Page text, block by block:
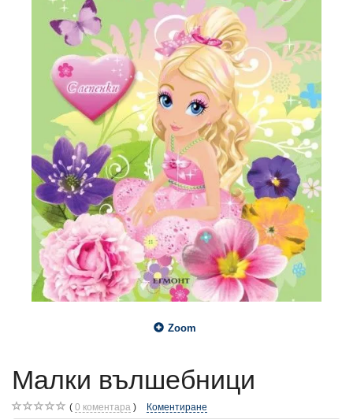
Zoom
Малки вълшебници
0 коментара Коментиране